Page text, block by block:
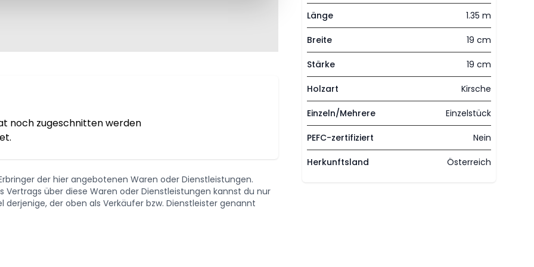
noch zugeschnitten werden
der hier angebotenen Waren oder Dienstleistungen.
über diese Waren oder Dienstleistungen kannst du nur
der oben als Verkäufer bzw. Dienstleister genannt
Länge 1.35 m
Breite 19 cm
Stärke 19 cm
Holzart Kirsche
Einzeln/Mehrere Einzelstück
PEFC-zertifiziert Nein
Herkunftsland Österreich